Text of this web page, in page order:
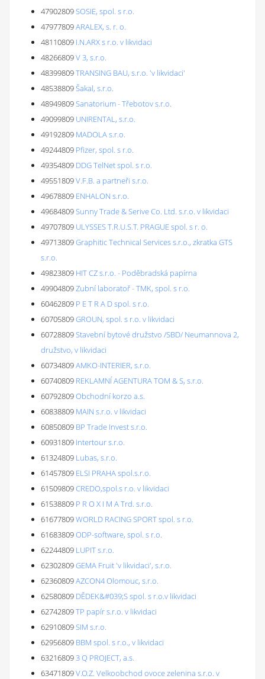
47902809SOSIE, spol. s r.o.
47977809ARALEX, s. r. o.
48110809 I.N.ARX s r.o. v likvidaci
48266809V 3, s.r.o.
48399809TRANSING BAU, s.r.o. 'v likvidaci'
48538809Šakal, s.r.o.
48949809Sanatorium - Třebotov s.r.o.
49099809 UNIRENTAL, s.r.o.
49192809 MADOLA s.r.o.
49244809 Pfizer, spol. s r.o.
49354809 DDG TelNet spol. s r.o.
49551809V.F.B. a partneři s.r.o.
49678809 ENHALON s.r.o.
49684809Sunny Trade & Serive Co. Ltd. s.r.o. v likvidaci
49707809 ULYSSES T.R.U.S.T. PRAGUE spol. s r. o.
49713809Graphitic Technical Services s.r.o., zkratka GTS
s.r.o.
49823809 HIT CZ s.r.o. - Poděbradská papírna
49904809Zubní laboratoř - TMK, spol. s r.o.
60462809 P E T R A D spol. s r.o.
60705809GROUN, spol. s r.o. v likvidaci
60728809Stavební bytové družstvo /SBD/ Neumannova 2,
družstvo, v likvidaci
60734809AMKO-INTERIER, s.r.o.
60740809 REKLAMNÍ AGENTURA TOM & S, s.r.o.
60792809Obchodní korzo a.s.
60838809 MAIN s.r.o. v likvidaci
60850809 BP Trade Invest s.r.o.
60931809 Intertour s.r.o.
61324809 Lubas, s.r.o.
61457809 ELSI PRAHA spol.s.r.o.
61509809CREDO,spol.s r.o. v likvidaci
61538809 P R O X I M A Trd. s.r.o.
61677809WORLD RACING SPORT spol. s r.o.
61683809ODP-software, spol. s r.o.
62244809 LUPIT s.r.o.
62302809GEMA Fruit 'v likvidaci', s.r.o.
62360809AZCON4 Olomouc, s.r.o.
62580809 DĚDEK&#039;S spol. s r.o.v likvidaci
62742809TP papír s.r.o. v likvidaci
62910809SIM s.r.o.
62956809 BBM spol. s r.o., v likvidaci
632168093 Q PROJECT, a.s.
63471809V.O.Z. Velkoobchod ovoce zelenina s.r.o. v